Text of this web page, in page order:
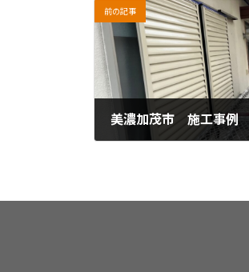
前の記事
美濃加茂市 施工事